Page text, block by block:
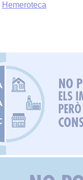
Hemeroteca